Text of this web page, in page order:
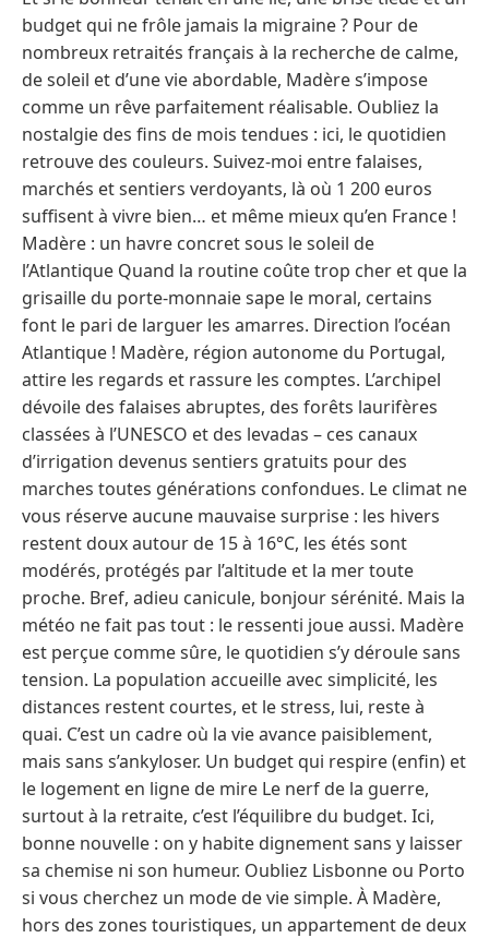
budget qui ne frôle jamais la migraine ? Pour de
nombreux retraités français à la recherche de calme,
de soleil et d’une vie abordable, Madère s’impose
comme un rêve parfaitement réalisable. Oubliez la
nostalgie des fins de mois tendues : ici, le quotidien
retrouve des couleurs. Suivez-moi entre falaises,
marchés et sentiers verdoyants, là où 1 200 euros
suffisent à vivre bien… et même mieux qu’en France !
Madère : un havre concret sous le soleil de
l’Atlantique Quand la routine coûte trop cher et que la
grisaille du porte-monnaie sape le moral, certains
font le pari de larguer les amarres. Direction l’océan
Atlantique ! Madère, région autonome du Portugal,
attire les regards et rassure les comptes. L’archipel
dévoile des falaises abruptes, des forêts laurifères
classées à l’UNESCO et des levadas – ces canaux
d’irrigation devenus sentiers gratuits pour des
marches toutes générations confondues. Le climat ne
vous réserve aucune mauvaise surprise : les hivers
restent doux autour de 15 à 16°C, les étés sont
modérés, protégés par l’altitude et la mer toute
proche. Bref, adieu canicule, bonjour sérénité. Mais la
météo ne fait pas tout : le ressenti joue aussi. Madère
est perçue comme sûre, le quotidien s’y déroule sans
tension. La population accueille avec simplicité, les
distances restent courtes, et le stress, lui, reste à
quai. C’est un cadre où la vie avance paisiblement,
mais sans s’ankyloser. Un budget qui respire (enfin) et
le logement en ligne de mire Le nerf de la guerre,
surtout à la retraite, c’est l’équilibre du budget. Ici,
bonne nouvelle : on y habite dignement sans y laisser
sa chemise ni son humeur. Oubliez Lisbonne ou Porto
si vous cherchez un mode de vie simple. À Madère,
hors des zones touristiques, un appartement de deux